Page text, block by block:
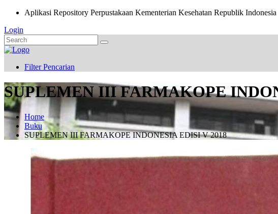
Aplikasi Repository Perpustakaan Kementerian Kesehatan Republik Indonesia
Login
Filter Pencarian
SUPLEMEN III FARMAKOPE
Home
Buku
SUPLEMEN III FARMAKOPE INDONESIA EDISI V 2018